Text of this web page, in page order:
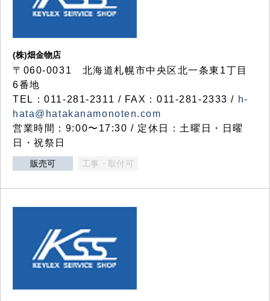
(株)畑金物店
〒060-0031 北海道札幌市中央区北一条東1丁目
6番地
TEL：011-281-2311 / FAX：011-281-2333 / h-
hata@hatakanamonoten.com
営業時間：9:00〜17:30 / 定休日：土曜日・日曜
日・祝祭日
販売可 工事・取付可